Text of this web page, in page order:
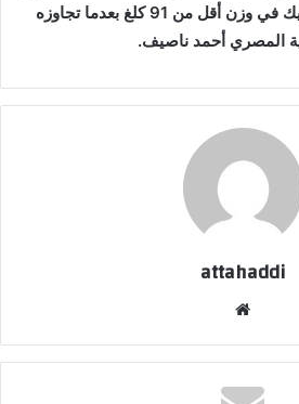
نكويين ثي، ثم إبراهيم بوديك في وزن أقل من 91 كلغ بعدما تجاوزه
المصري أحمد ناصيف.
attahaddi